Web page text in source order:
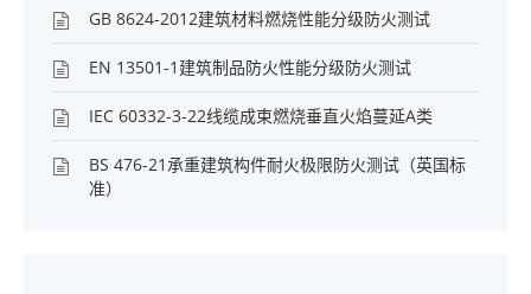
GB 8624-2012建筑材料燃烧性能分级防火测试
EN 13501-1建筑制品防火性能分级防火测试
IEC 60332-3-22线缆成束燃烧垂直火焰蔓延A类
BS 476-21承重建筑构件耐火极限防火测试（英国标
准）